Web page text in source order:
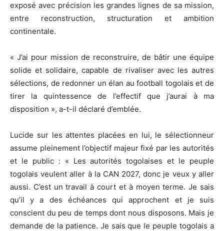
exposé avec précision les grandes lignes de sa mission,
entre reconstruction, structuration et ambition
continentale.
« J’ai pour mission de reconstruire, de bâtir une équipe
solide et solidaire, capable de rivaliser avec les autres
sélections, de redonner un élan au football togolais et de
tirer la quintessence de l’effectif que j’aurai à ma
disposition », a-t-il déclaré d’emblée.
Lucide sur les attentes placées en lui, le sélectionneur
assume pleinement l’objectif majeur fixé par les autorités
et le public : « Les autorités togolaises et le peuple
togolais veulent aller à la CAN 2027, donc je veux y aller
aussi. C’est un travail à court et à moyen terme. Je sais
qu’il y a des échéances qui approchent et je suis
conscient du peu de temps dont nous disposons. Mais je
demande de la patience. Je sais que le peuple togolais a